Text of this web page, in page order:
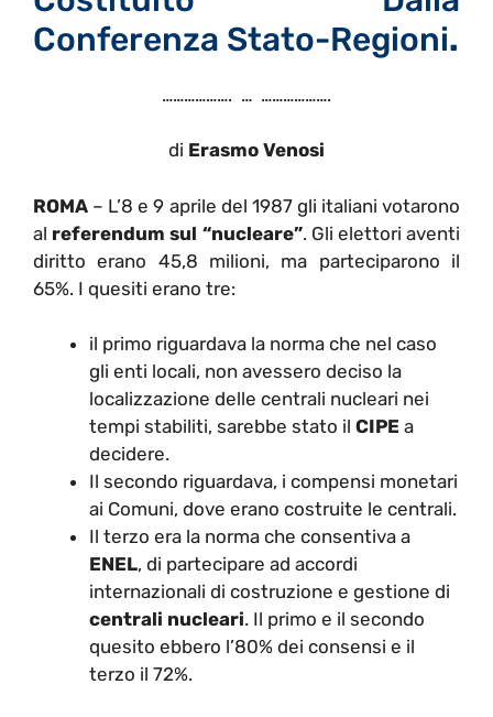
Conferenza Stato-Regioni.
………………. … ……………….
di Erasmo Venosi
ROMA – L’8 e 9 aprile del 1987 gli italiani votarono
al referendum sul “nucleare”. Gli elettori aventi
diritto erano 45,8 milioni, ma parteciparono il
65%. I quesiti erano tre:
il primo riguardava la norma che nel caso
gli enti locali, non avessero deciso la
localizzazione delle centrali nucleari nei
tempi stabiliti, sarebbe stato il CIPE a
decidere.
Il secondo riguardava, i compensi monetari
ai Comuni, dove erano costruite le centrali.
Il terzo era la norma che consentiva a
ENEL, di partecipare ad accordi
internazionali di costruzione e gestione di
centrali nucleari. Il primo e il secondo
quesito ebbero l’80% dei consensi e il
terzo il 72%.